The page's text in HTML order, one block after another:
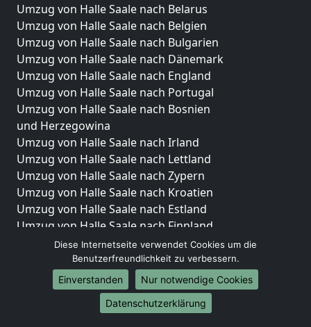
Umzug von Halle Saale nach Belarus
Umzug von Halle Saale nach Belgien
Umzug von Halle Saale nach Bulgarien
Umzug von Halle Saale nach Dänemark
Umzug von Halle Saale nach England
Umzug von Halle Saale nach Portugal
Umzug von Halle Saale nach Bosnien
und Herzegowina
Umzug von Halle Saale nach Irland
Umzug von Halle Saale nach Lettland
Umzug von Halle Saale nach Zypern
Umzug von Halle Saale nach Kroatien
Umzug von Halle Saale nach Estland
Umzug von Halle Saale nach Finnland
Umzug von Halle Saale nach Frankreich
Umzug von Halle Saale nach Griechenland
Umzug von Halle Saale nach Italien
Umzug von Halle Saale nach Liechtenstein
Umzug von Halle Saale nach Luxemburg
Diese Internetseite verwendet Cookies um die
Benutzerfreundlichkeit zu verbessern.
Einverstanden
Nur notwendige Cookies
Datenschutzerklärung